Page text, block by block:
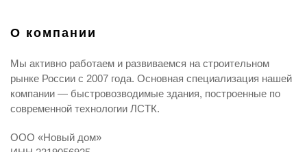
О компании​
Мы активно работаем и развиваемся на строительном
рынке России с 2007 года. Основная специализация нашей
компании — быстровозводимые здания, построенные по
современной технологии ЛСТК.
ООО «Новый дом»